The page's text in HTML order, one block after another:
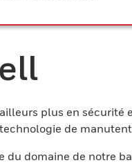
plus en
de
domaine de notre